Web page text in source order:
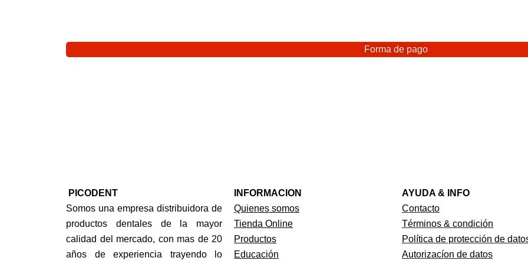
Forma de pago
PICODENT
Somos una empresa distribuidora de
productos dentales de la mayor
calidad del mercado, con mas de 20
años de experiencia trayendo lo
INFORMACION
Quienes somos
Tienda Online
Productos
Educación
AYUDA & INFO
Contacto
Términos & condición
Política de protección de
Autorizacíon de datos